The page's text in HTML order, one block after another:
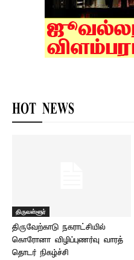
HOT NEWS
திருவள்ளூர்
திருவேற்காடு நகராட்சியில்
கொரோனா விழிப்புணர்வு வாரத்
தொடர் நிகழ்ச்சி